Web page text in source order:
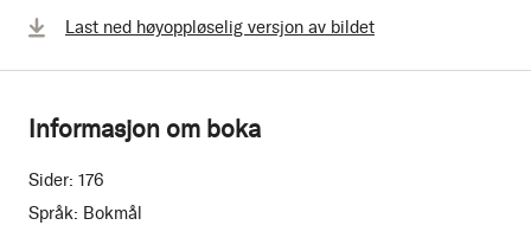
Last ned høyoppløselig versjon av bildet
Informasjon om boka
Sider: 176
Språk: Bokmål